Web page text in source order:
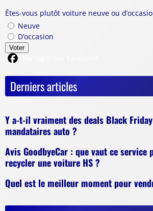
Êtes-vous plutôt voiture neuve ou
Neuve
D’occasion
Voter
Derniers articles
Y a-t-il vraiment des deals Black
mandataires auto ?
Avis GoodbyeCar : que vaut ce service
recycler une voiture HS ?
Quel est le meilleur moment pour